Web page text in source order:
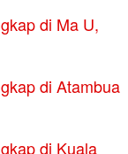
di Ma U,
di Atambua
di Kuala